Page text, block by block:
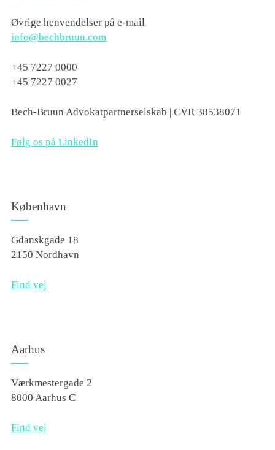
Øvrige henvendelser på e-mail
info@bechbruun.com
+45 7227 0000
+45 7227 0027
Bech-Bruun Advokatpartnerselskab | CVR 38538071
Følg os på LinkedIn
København
Gdanskgade 18
2150 Nordhavn
Find vej
Aarhus
Værkmestergade 2
8000 Aarhus C
Find vej